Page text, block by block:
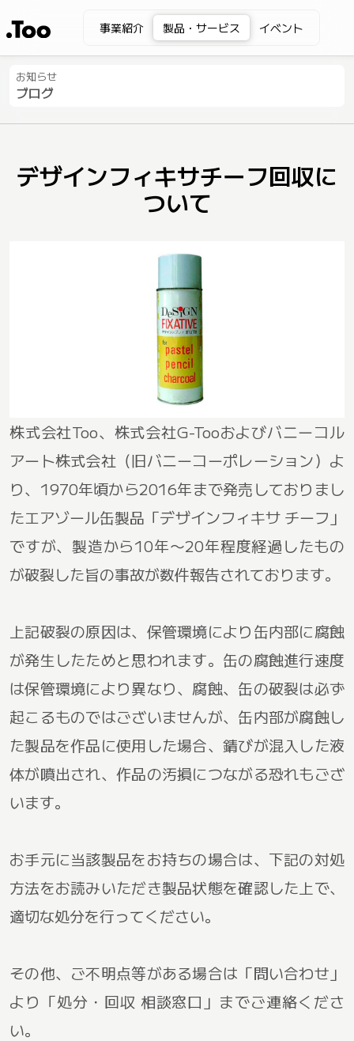
事業紹介 製品・サービス イベント
お知らせ
ブログ
デザインフィキサチーフ回収に
ついて
株式会社Too、株式会社G-Tooおよびバニーコル
アート株式会社（旧バニーコーポレーション）よ
り、1970年頃から2016年まで発売しておりまし
たエアゾール缶製品「デザインフィキサ チーフ」
ですが、製造から10年〜20年程度経過したもの
が破裂した旨の事故が数件報告されております。
上記破裂の原因は、保管環境により缶内部に腐蝕
が発生したためと思われます。缶の腐蝕進行速度
は保管環境により異なり、腐蝕、缶の破裂は必ず
起こるものではございませんが、缶内部が腐蝕し
た製品を作品に使用した場合、錆びが混入した液
体が噴出され、作品の汚損につながる恐れもござ
います。
お手元に当該製品をお持ちの場合は、下記の対処
方法をお読みいただき製品状態を確認した上で、
適切な処分を行ってください。
その他、ご不明点等がある場合は「問い合わせ」
より「処分・回収 相談窓口」までご連絡くださ
い。